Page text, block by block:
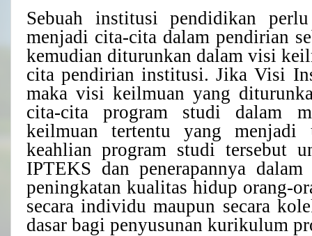
Sebuah institusi pendidikan
menjadi cita-cita dalam pendirian
kemudian diturunkan dalam visi
cita pendirian institusi. Jika Visi
maka visi keilmuan yang
cita-cita program studi dalam
keilmuan tertentu
yang menjadi
keahlian program studi tersebut
IPTEKS dan penerapannya
peningkatan kualitas hidup orang-
secara individu maupun secara
dasar bagi penyusunan kurikulum